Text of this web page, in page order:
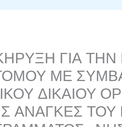
ΓΙΑ
ΜΕ
ΔΙΚΑΙΟΥ
ΑΝΑΓΚΕΣ